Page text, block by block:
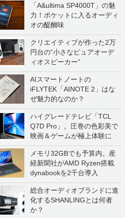
「A&ultima SP4000T」の魅
力！ポケットに入るオーディ
オの醍醐味
クリエイティブが作った2万
円台の“小さなピュアオーデ
ィオスピーカー”
AIスマートノートの
iFLYTEK「AINOTE 2」はな
ぜ魅力的なのか？
ハイグレードテレビ「TCL
Q7D Pro」。圧巻の色彩美で
映画＆ゲームが極上体験に
メモリ32GBでも予算内。産
経新聞社がAMD Ryzen搭載
dynabookを2千台導入
総合オーディオブランドに進
化するSHANLINGとは何者
か？